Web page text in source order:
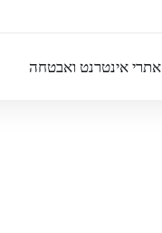
אתרי אינטרנט ואבטחה